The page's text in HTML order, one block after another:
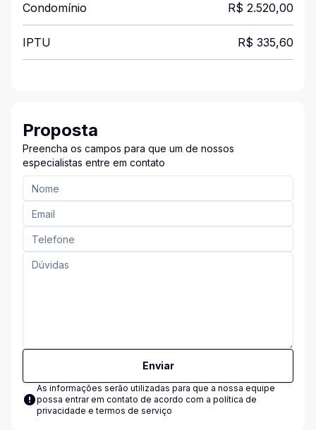
Condomínio R$ 2.520,00
IPTU R$ 335,60
Proposta
Preencha os campos para que um de nossos
especialistas entre em contato
Enviar
As informações serão utilizadas para que a nossa equipe
possa entrar em contato de acordo com a política de
privacidade e termos de serviço